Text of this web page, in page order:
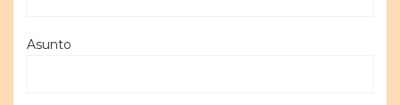
Asunto